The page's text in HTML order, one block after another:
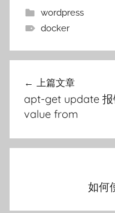
wordpress
docker
导
航
上篇文章
apt-get update 报
value from
如何